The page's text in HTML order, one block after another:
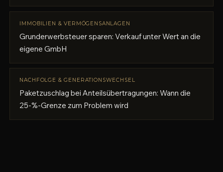
IMMOBILIEN & VERMÖGENSANLAGEN
Grunderwerbsteuer sparen: Verkauf unter Wert an die
eigene GmbH
NACHFOLGE & GENERATIONSWECHSEL
Paketzuschlag bei Anteilsübertragungen: Wann die
25-%-Grenze zum Problem wird